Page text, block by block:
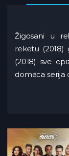
Žigosani u
reketu (2018)
(2018) sve
domaca serija